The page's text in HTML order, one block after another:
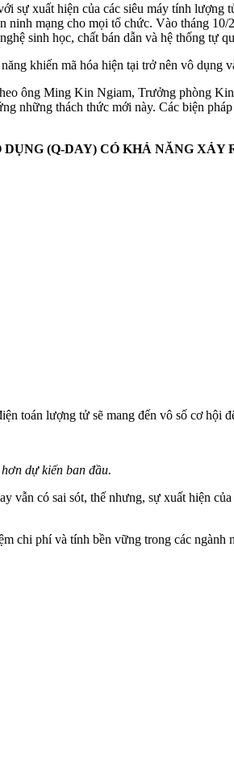
sự xuất hiện của các siêu máy tính
mạng cho mọi tổ chức. Vào tháng
sinh học, chất bán dẫn và hệ thống tự
khiến mã hóa hiện tại trở nên vô
ông Ming Kin Ngiam, Trưởng phòng
những thách thức mới này. Các biện
(Q-DAY) CÓ KHẢ NĂNG XẢY
toán lượng tử sẽ mang đến vô số cơ hội
dự kiến ban đầu.
vẫn có sai sót, thế nhưng, sự xuất hiện
chi phí và tính bền vững trong các